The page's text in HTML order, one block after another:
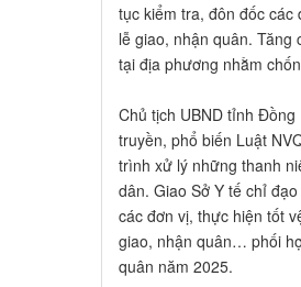
tục kiểm tra, đôn đốc
lễ giao, nhận quân.
tại địa phương nhằm
Chủ tịch UBND tỉnh
truyền, phổ biến Luật
trình xử lý những thanh
dân. Giao Sở Y tế chỉ
các đơn vị, thực hiện tốt
giao, nhận quân… phối
quân năm 2025.